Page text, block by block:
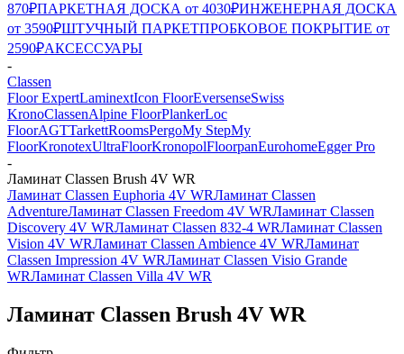
870₽ПАРКЕТНАЯ ДОСКА от 4030₽ИНЖЕНЕРНАЯ ДОСКА
от 3590₽ШТУЧНЫЙ ПАРКЕТПРОБКОВОЕ ПОКРЫТИЕ от
2590₽АКСЕССУАРЫ
-
Classen
Floor ExpertLaminextIcon FloorEversenseSwiss
KronoClassenAlpine FloorPlankerLoc
FloorAGTTarkettRoomsPergoMy StepMy
FloorKronotexUltraFloorKronopolFloorpanEurohomeEgger Pro
-
Ламинат Classen Brush 4V WR
Ламинат Classen Euphoria 4V WRЛаминат Classen
AdventureЛаминат Classen Freedom 4V WRЛаминат Classen
Discovery 4V WRЛаминат Classen 832-4 WRЛаминат Classen
Vision 4V WRЛаминат Classen Ambience 4V WRЛаминат
Classen Impression 4V WRЛаминат Classen Visio Grande
WRЛаминат Classen Villa 4V WR
Ламинат Classen Brush 4V WR